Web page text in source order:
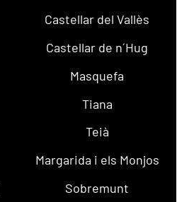
Castellar del Vallès
Castellar de n´Hug
Masquefa
Tiana
Teià
Margarida i els Monjos
Sobremunt